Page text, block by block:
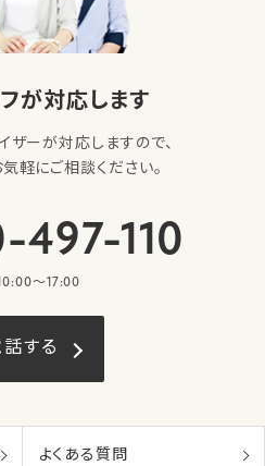
が対応します
ザーが対応しますので、
軽にご相談ください。
497-110
〜17:00
話する
よくある質問